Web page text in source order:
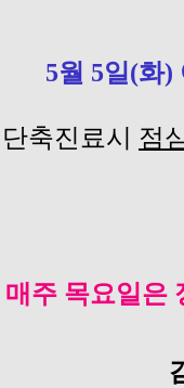
5월 5일(화)
단축진료시 점
매주 목요일은